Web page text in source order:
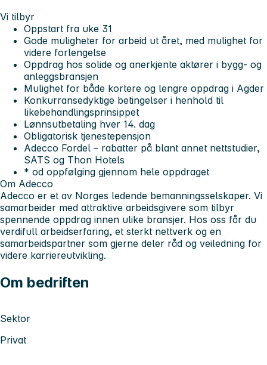
Vi tilbyr
Oppstart fra uke 31
Gode muligheter for arbeid ut året, med mulighet for
videre forlengelse
Oppdrag hos solide og anerkjente aktører i bygg- og
anleggsbransjen
Mulighet for både kortere og lengre oppdrag i Agder
Konkurransedyktige betingelser i henhold til
likebehandlingsprinsippet
Lønnsutbetaling hver 14. dag
Obligatorisk tjenestepensjon
Adecco Fordel – rabatter på blant annet nettstudier,
SATS og Thon Hotels
* od oppfølging gjennom hele oppdraget
Om Adecco
Adecco er et av Norges ledende bemanningsselskaper. Vi
samarbeider med attraktive arbeidsgivere som tilbyr
spennende oppdrag innen ulike bransjer. Hos oss får du
verdifull arbeidserfaring, et sterkt nettverk og en
samarbeidspartner som gjerne deler råd og veiledning for
videre karriereutvikling.
Om bedriften
Sektor
Privat